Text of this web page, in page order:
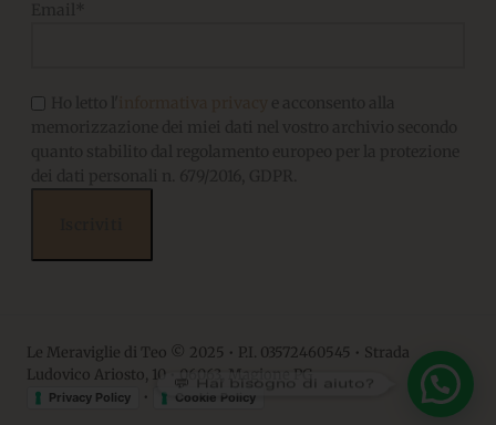
Le Meraviglie di Teo © 2025 • P.I. 03572460545 • Strada
Ludovico Ariosto, 10 • 06063, Magione PG
Privacy Policy • Cookie Policy
💬 Hai bisogno di aiuto?